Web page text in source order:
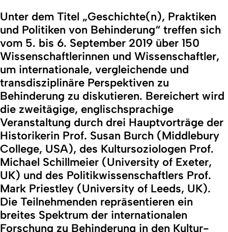
Unter dem Titel „Geschichte(n), Praktiken
und Politiken von Behinderung“ treffen sich
vom 5. bis 6. September 2019 über 150
Wissenschaftlerinnen und Wissenschaftler,
um internationale, vergleichende und
transdisziplinäre Perspektiven zu
Behinderung zu diskutieren. Bereichert wird
die zweitägige, englischsprachige
Veranstaltung durch drei Hauptvorträge der
Historikerin Prof. Susan Burch (Middlebury
College, USA), des Kultursoziologen Prof.
Michael Schillmeier (University of Exeter,
UK) und des Politikwissenschaftlers Prof.
Mark Priestley (University of Leeds, UK).
Die Teilnehmenden repräsentieren ein
breites Spektrum der internationalen
Forschung zu Behinderung in den Kultur-